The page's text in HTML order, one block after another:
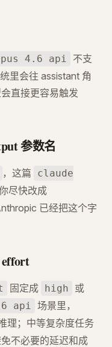
4.6 api
不支
里会往 assistant 角
直接更容易触发
参数名
，这篇
claude
尽快改成
已经把这个字
固定成 high 或
api 场景里，
理；中等复杂度任务
不必要的延迟和成